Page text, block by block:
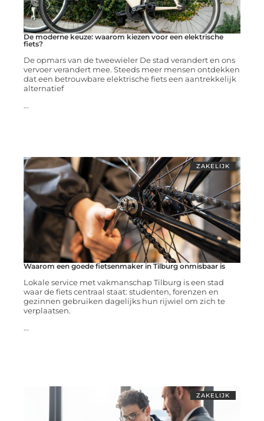
De moderne keuze: waarom kiezen voor een elektrische
fiets?
De opmars van de tweewieler De stad verandert en ons
vervoer verandert mee. Steeds meer mensen ontdekken
dat een betrouwbare elektrische fiets een aantrekkelijk
alternatief
...
ZAKELIJK
Waarom een goede fietsenmaker in Tilburg onmisbaar is
Lokale service met vakmanschap Tilburg is een stad
waar de fiets centraal staat: studenten, forenzen en
gezinnen gebruiken dagelijks hun rijwiel om zich te
verplaatsen.
...
ZAKELIJK